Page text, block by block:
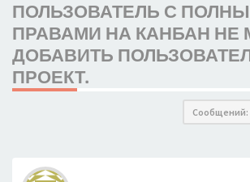
ПОЛЬЗОВАТЕЛЬ С
ПРАВАМИ НА КАНБАН НЕ
ДОБАВИТЬ
ПРОЕКТ.
Сообщений: